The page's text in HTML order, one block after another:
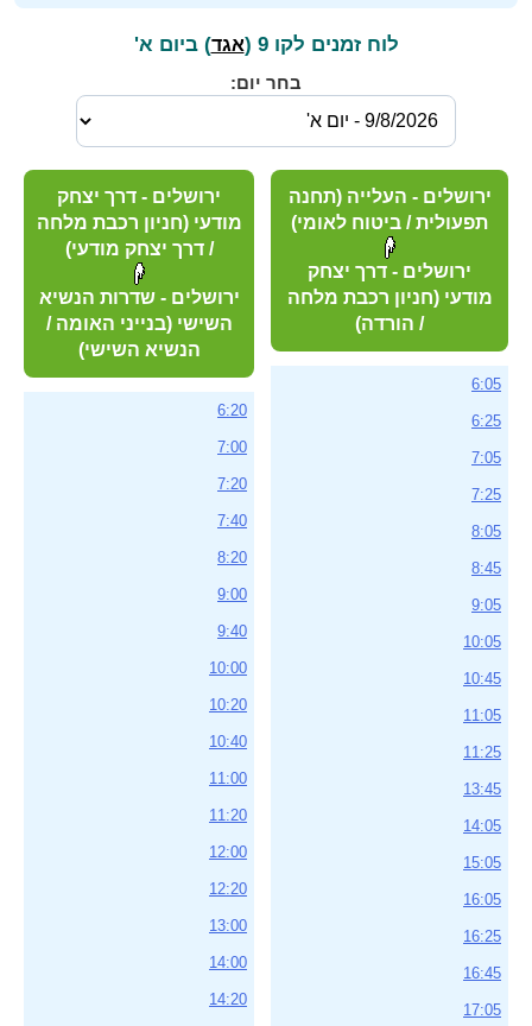
לוח זמנים לקו 9 ( אגד) ביום א'
בחר יום:
ירושלים - העלייה (תחנה
תפעולית / ביטוח לאומי)
ירושלים - דרך יצחק
מודעי (חניון רכבת מלחה
/ הורדה)
6:05
6:25
7:05
7:25
8:05
8:45
9:05
10:05
10:45
11:05
11:25
13:45
14:05
15:05
16:05
16:25
16:45
17:05
ירושלים - דרך יצחק
מודעי (חניון רכבת מלחה
/ דרך יצחק מודעי)
ירושלים - שדרות הנשיא
השישי (בנייני האומה /
הנשיא השישי)
6:20
7:00
7:20
7:40
8:20
9:00
9:40
10:00
10:20
10:40
11:00
11:20
12:00
12:20
13:00
14:00
14:20